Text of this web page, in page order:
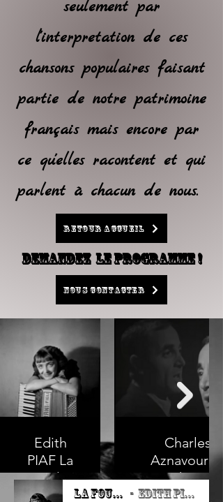
seulement par
l'interpretation de ces
chansons populaires faisant
partie de notre patrimoine
français mais encore par
ce qu'elles racontent et qui
parlent à chacun de nous.
RETOUR ACCUEIL
DEMANDEZ LE PROGRAMME !
NOUS CONTACTER
Edith
PIAF La
Foule
Charles
Aznavour La
Bohème
La Foule EDITH PIAF